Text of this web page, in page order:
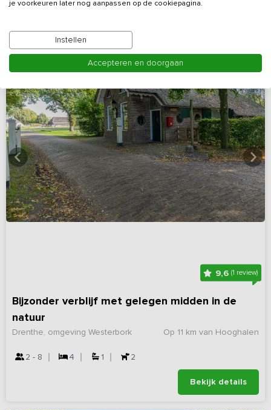
9,6 (1 review)
Bijzonder verblijf met gelegen midden in de
natuur
Op 11 km van Hooghalen
Drenthe, omgeving Westerbork
2 - 8 4 1 2
Bekijk details
je voorkeuren later nog aanpassen op de cookiepagina.
Instellen
Accepteren en doorgaan